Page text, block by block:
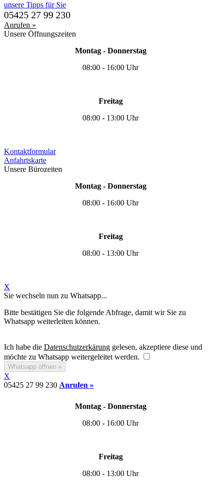
unsere Tipps für Sie
05425 27 99 230
Anrufen »
Unsere Öffnungszeiten
Montag - Donnerstag
08:00 - 16:00 Uhr
Freitag
08:00 - 13:00 Uhr
Kontaktformular
Anfahrtskarte
Unsere Bürozeiten
Montag - Donnerstag
08:00 - 16:00 Uhr
Freitag
08:00 - 13:00 Uhr
X
Sie wechseln nun zu Whatsapp...
Bitte bestätigen Sie die folgende Abfrage, damit wir Sie zu
Whatsapp weiterleiten können.
Ich habe die Datenschutzerkärung gelesen, akzeptiere diese und
möchte zu Whatsapp weitergeleitet werden.
Whatsapp öffnen »
X
05425 27 99 230 Anrufen »
Montag - Donnerstag
08:00 - 16:00 Uhr
Freitag
08:00 - 13:00 Uhr